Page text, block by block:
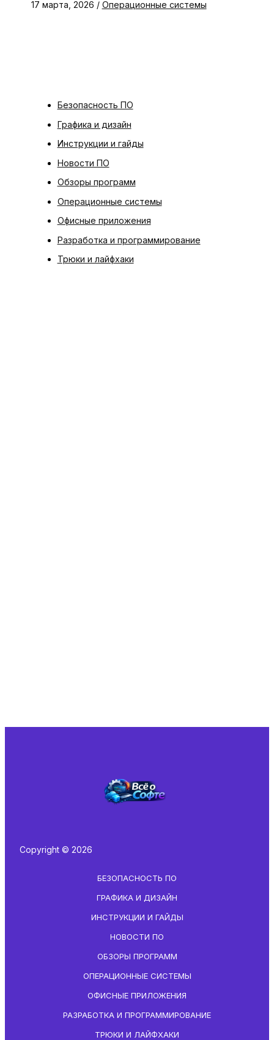
17 марта, 2026 / Операционные системы
Безопасность ПО
Графика и дизайн
Инструкции и гайды
Новости ПО
Обзоры программ
Операционные системы
Офисные приложения
Разработка и программирование
Трюки и лайфхаки
Copyright © 2026
БЕЗОПАСНОСТЬ ПО
ГРАФИКА И ДИЗАЙН
ИНСТРУКЦИИ И ГАЙДЫ
НОВОСТИ ПО
ОБЗОРЫ ПРОГРАММ
ОПЕРАЦИОННЫЕ СИСТЕМЫ
ОФИСНЫЕ ПРИЛОЖЕНИЯ
РАЗРАБОТКА И ПРОГРАММИРОВАНИЕ
ТРЮКИ И ЛАЙФХАКИ